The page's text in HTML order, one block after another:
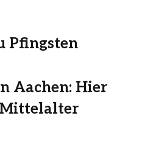
Pfingsten
Aachen: Hier